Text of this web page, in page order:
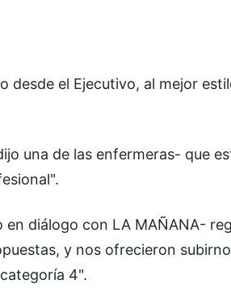
el Ejecutivo, al mejor
una de las enfermeras- que
diálogo con LA MAÑANA-
y nos ofrecieron
4".